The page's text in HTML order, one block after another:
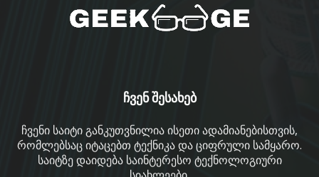
ჩვენ შესახებ
ჩვენი საიტი განკუთვნილია ისეთი ადამიანებისთვის,
რომლებსაც იტაცებთ ტექნიკა და ციფრული სამყარო.
საიტზე დაიდება საინტერესო ტექნოლოგიური